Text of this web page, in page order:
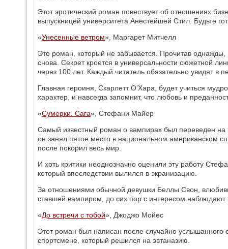
Этот эротический роман повествует об отношениях
выпускницей университета Анестейшей Стил. Будьте
«Унесенные ветром», Маргарет Митчелл
Это роман, который не забывается. Прочитав однажды,
снова. Секрет кроется в универсальности сюжетной
через 100 лет. Каждый читатель обязательно увидят в
Главная героиня, Скарлетт О’Хара, будет учиться
характер, и навсегда запомнит, что любовь и
«Сумерки. Сага», Стефани Майер
Самый известный роман о вампирах был переведен на
он занял пятое место в национальном американском
после покорил весь мир.
И хоть критики неоднозначно оценили эту работу
который впоследствии вылился в экранизацию.
За отношениями обычной девушки Беллы Свон,
ставшей вампиром, до сих пор с интересом наблюдают
«До встречи с тобой», Джоджо Мойес
Этот роман был написан после случайно
спортсмене, который решился на эвтаназию.